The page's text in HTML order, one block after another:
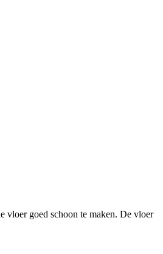
vloer goed schoon te maken. De vloer